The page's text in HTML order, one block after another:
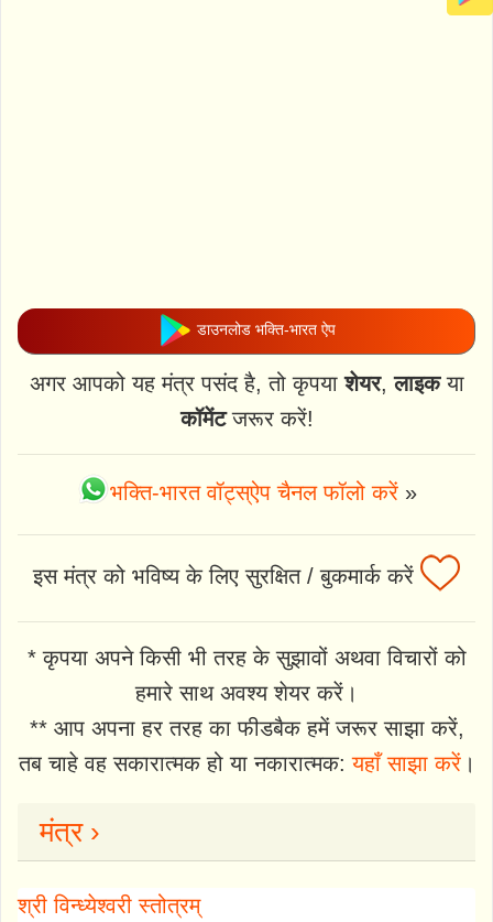
डाउनलोड भक्ति-भारत ऐप
अगर आपको यह मंत्र पसंद है, तो कृपयाशेयर,लाइकया
कॉमेंटजरूर करें!
भक्ति-भारत वॉट्स्ऐप चैनल फॉलो करें»
इस मंत्र को भविष्य के लिए सुरक्षित / बुकमार्क करें
* कृपया अपने किसी भी तरह के सुझावों अथवा विचारों को
हमारे साथ अवश्य शेयर करें।
** आप अपना हर तरह का फीडबैक हमें जरूर साझा करें,
तब चाहे वह सकारात्मक हो या नकारात्मक:यहाँ साझा करें।
मंत्र ›
श्री विन्ध्येश्वरी स्तोत्रम्